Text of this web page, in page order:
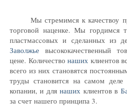
Мы стремимся к качествоу
торговой наценке. Мы гордимся
пластмасcовых и сделанных из
Заволжье высококачественный
цене. Количество наших клиентов
всего из них становятся
труды становится на самом
копании, и длянаших клиентов в
за счет нашего принципа 3.